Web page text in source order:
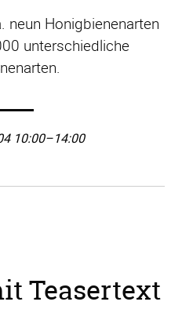
neun Honigbienenarten
unterschiedliche
10:00–14:00
Teasertext